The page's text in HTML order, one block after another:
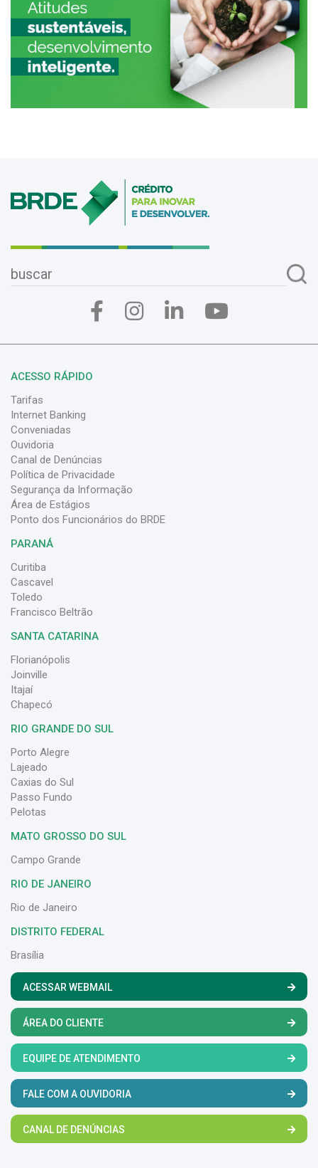
ACESSO RÁPIDO
Tarifas
Internet Banking
Conveniadas
Ouvidoria
Canal de Denúncias
Política de Privacidade
Segurança da Informação
Área de Estágios
Ponto dos Funcionários do BRDE
PARANÁ
Curitiba
Cascavel
Toledo
Francisco Beltrão
SANTA CATARINA
Florianópolis
Joinville
Itajaí
Chapecó
RIO GRANDE DO SUL
Porto Alegre
Lajeado
Caxias do Sul
Passo Fundo
Pelotas
MATO GROSSO DO SUL
Campo Grande
RIO DE JANEIRO
Rio de Janeiro
DISTRITO FEDERAL
Brasília
ACESSAR WEBMAIL
ÁREA DO CLIENTE
EQUIPE DE ATENDIMENTO
FALE COM A OUVIDORIA
CANAL DE DENÚNCIAS